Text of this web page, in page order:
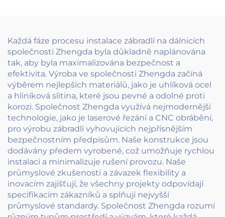
Každá fáze procesu instalace zábradlí na dálnicích
společnosti Zhengda byla důkladně naplánována
tak, aby byla maximalizována bezpečnost a
efektivita. Výroba ve společnosti Zhengda začíná
výběrem nejlepších materiálů, jako je uhlíková ocel
a hliníková slitina, které jsou pevné a odolné proti
korozi. Společnost Zhengda využívá nejmodernější
technologie, jako je laserové řezání a CNC obrábění,
pro výrobu zábradlí vyhovujících nejpřísnějším
bezpečnostním předpisům. Naše konstrukce jsou
dodávány předem vyrobené, což umožňuje rychlou
instalaci a minimalizuje rušení provozu. Naše
průmyslové zkušenosti a závazek flexibility a
inovacím zajišťují, že všechny projekty odpovídají
specifikacím zákazníků a splňují nejvyšší
průmyslové standardy. Společnost Zhengda rozumí